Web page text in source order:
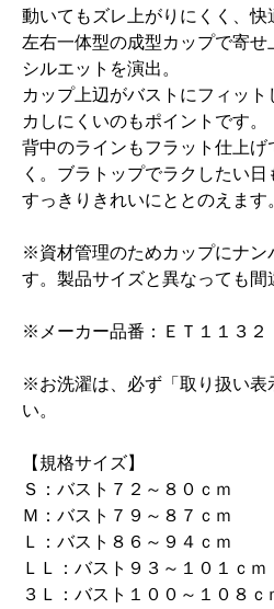
動いてもズレ上がりにくく、快
左右一体型の成型カップで寄せ
シルエットを演出。
カップ上辺がバストにフィッ
カしにくいのもポイントです。
背中のラインもフラット仕上げ
く。ブラトップでラクしたい日
すっきりきれいにととのえます
※資材管理のためカップにナン
す。製品サイズと異なっても間
※メーカー品番：ＥＴ１１３２
※お洗濯は、必ず「取り扱い表
い。
【規格サイズ】
Ｓ：バスト７２～８０ｃｍ
Ｍ：バスト７９～８７ｃｍ
Ｌ：バスト８６～９４ｃｍ
ＬＬ：バスト９３～１０１ｃｍ
３Ｌ：バスト１００～１０８ｃ